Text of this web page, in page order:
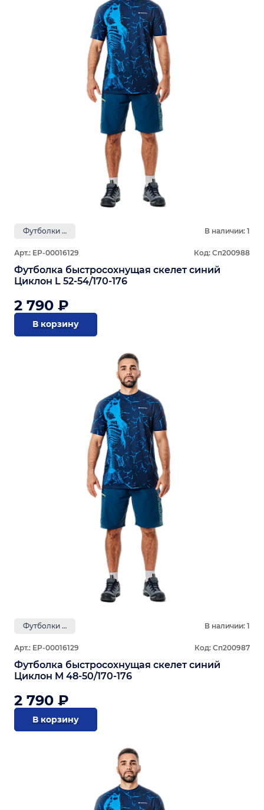
Футболки GRAYLING В наличии: 1
Арт.: ЕР-00016129 Код: Сп200988
Футболка быстросохнущая скелет синий
Циклон L 52-54/170-176
2 790 ₽
В корзину
Футболки GRAYLING В наличии: 1
Арт.: ЕР-00016129 Код: Сп200987
Футболка быстросохнущая скелет синий
Циклон M 48-50/170-176
2 790 ₽
В корзину